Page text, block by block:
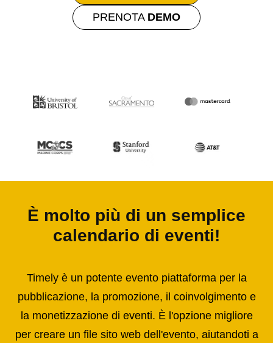
PRENOTA DEMO
È molto più di un semplice
calendario di eventi!
Timely è un potente evento piattaforma per la
pubblicazione, la promozione, il coinvolgimento e
la monetizzazione di eventi. È l'opzione migliore
per creare un file sito web dell'evento, aiutandoti a